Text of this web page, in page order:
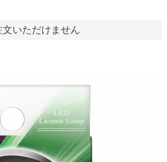
いただけません